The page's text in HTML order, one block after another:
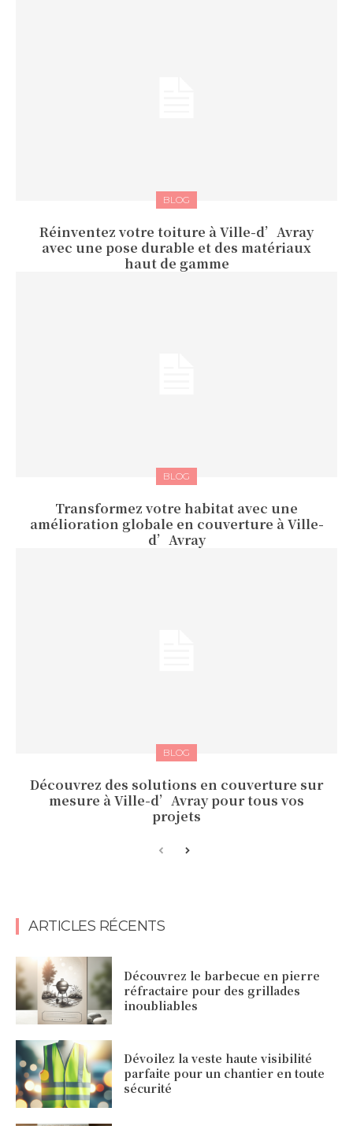
BLOG
Réinventez votre toiture à Ville-d’Avray
avec une pose durable et des matériaux
haut de gamme
BLOG
Transformez votre habitat avec une
amélioration globale en couverture à Ville-
d’Avray
BLOG
Découvrez des solutions en couverture sur
mesure à Ville-d’Avray pour tous vos
projets
ARTICLES RÉCENTS
Découvrez le barbecue en pierre
réfractaire pour des grillades
inoubliables
Dévoilez la veste haute visibilité
parfaite pour un chantier en toute
sécurité